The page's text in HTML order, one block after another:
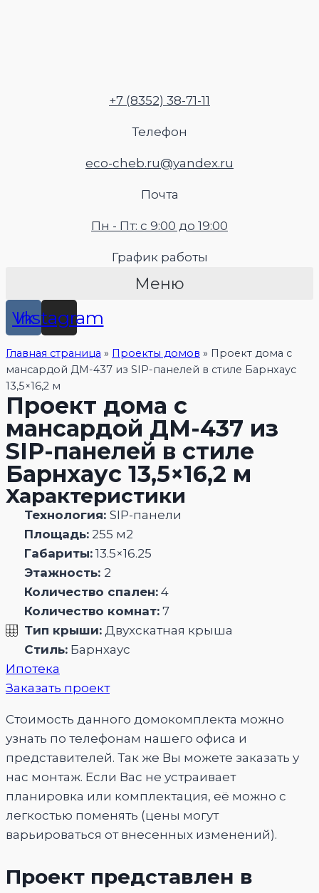
+7 (8352) 38-71-11
Телефон
eco-cheb.ru@yandex.ru
Почта
Пн - Пт: с 9:00 до 19:00
График работы
Меню
Vk
Instagram
Главная страница » Проекты домов » Проект дома с
мансардой ДМ-437 из SIP-панелей в стиле Барнхаус
13,5×16,2 м
Проект дома с
мансардой ДМ-437 из
SIP-панелей в стиле
Барнхаус 13,5×16,2 м
Характеристики
Технология:SIP-панели
Площадь: 255 м2
Габариты: 13.5×16.25
Этажность: 2
Количество спален: 4
Количество комнат: 7
Тип крыши: Двухскатная крыша
Стиль: Барнхаус
Ипотека
Заказать проект
Стоимость данного домокомплекта можно
узнать по телефонам нашего офиса и
представителей. Так же Вы можете заказать у
нас монтаж. Если Вас не устраивает
планировка или комплектация, её можно с
легкостью поменять (цены могут
варьироваться от внесенных изменений).
Проект представлен в